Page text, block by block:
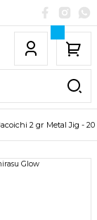
2 gr Metal Jig -